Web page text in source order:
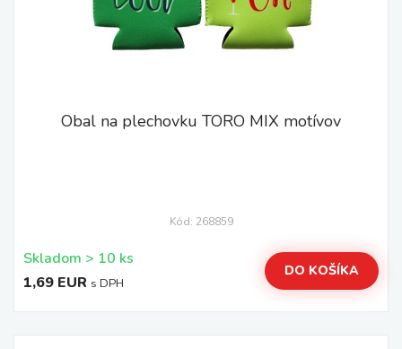
Obal na plechovku TORO MIX motívov
Kód: 268859
Skladom > 10 ks
1,69 EUR s DPH
DO KOŠÍKA